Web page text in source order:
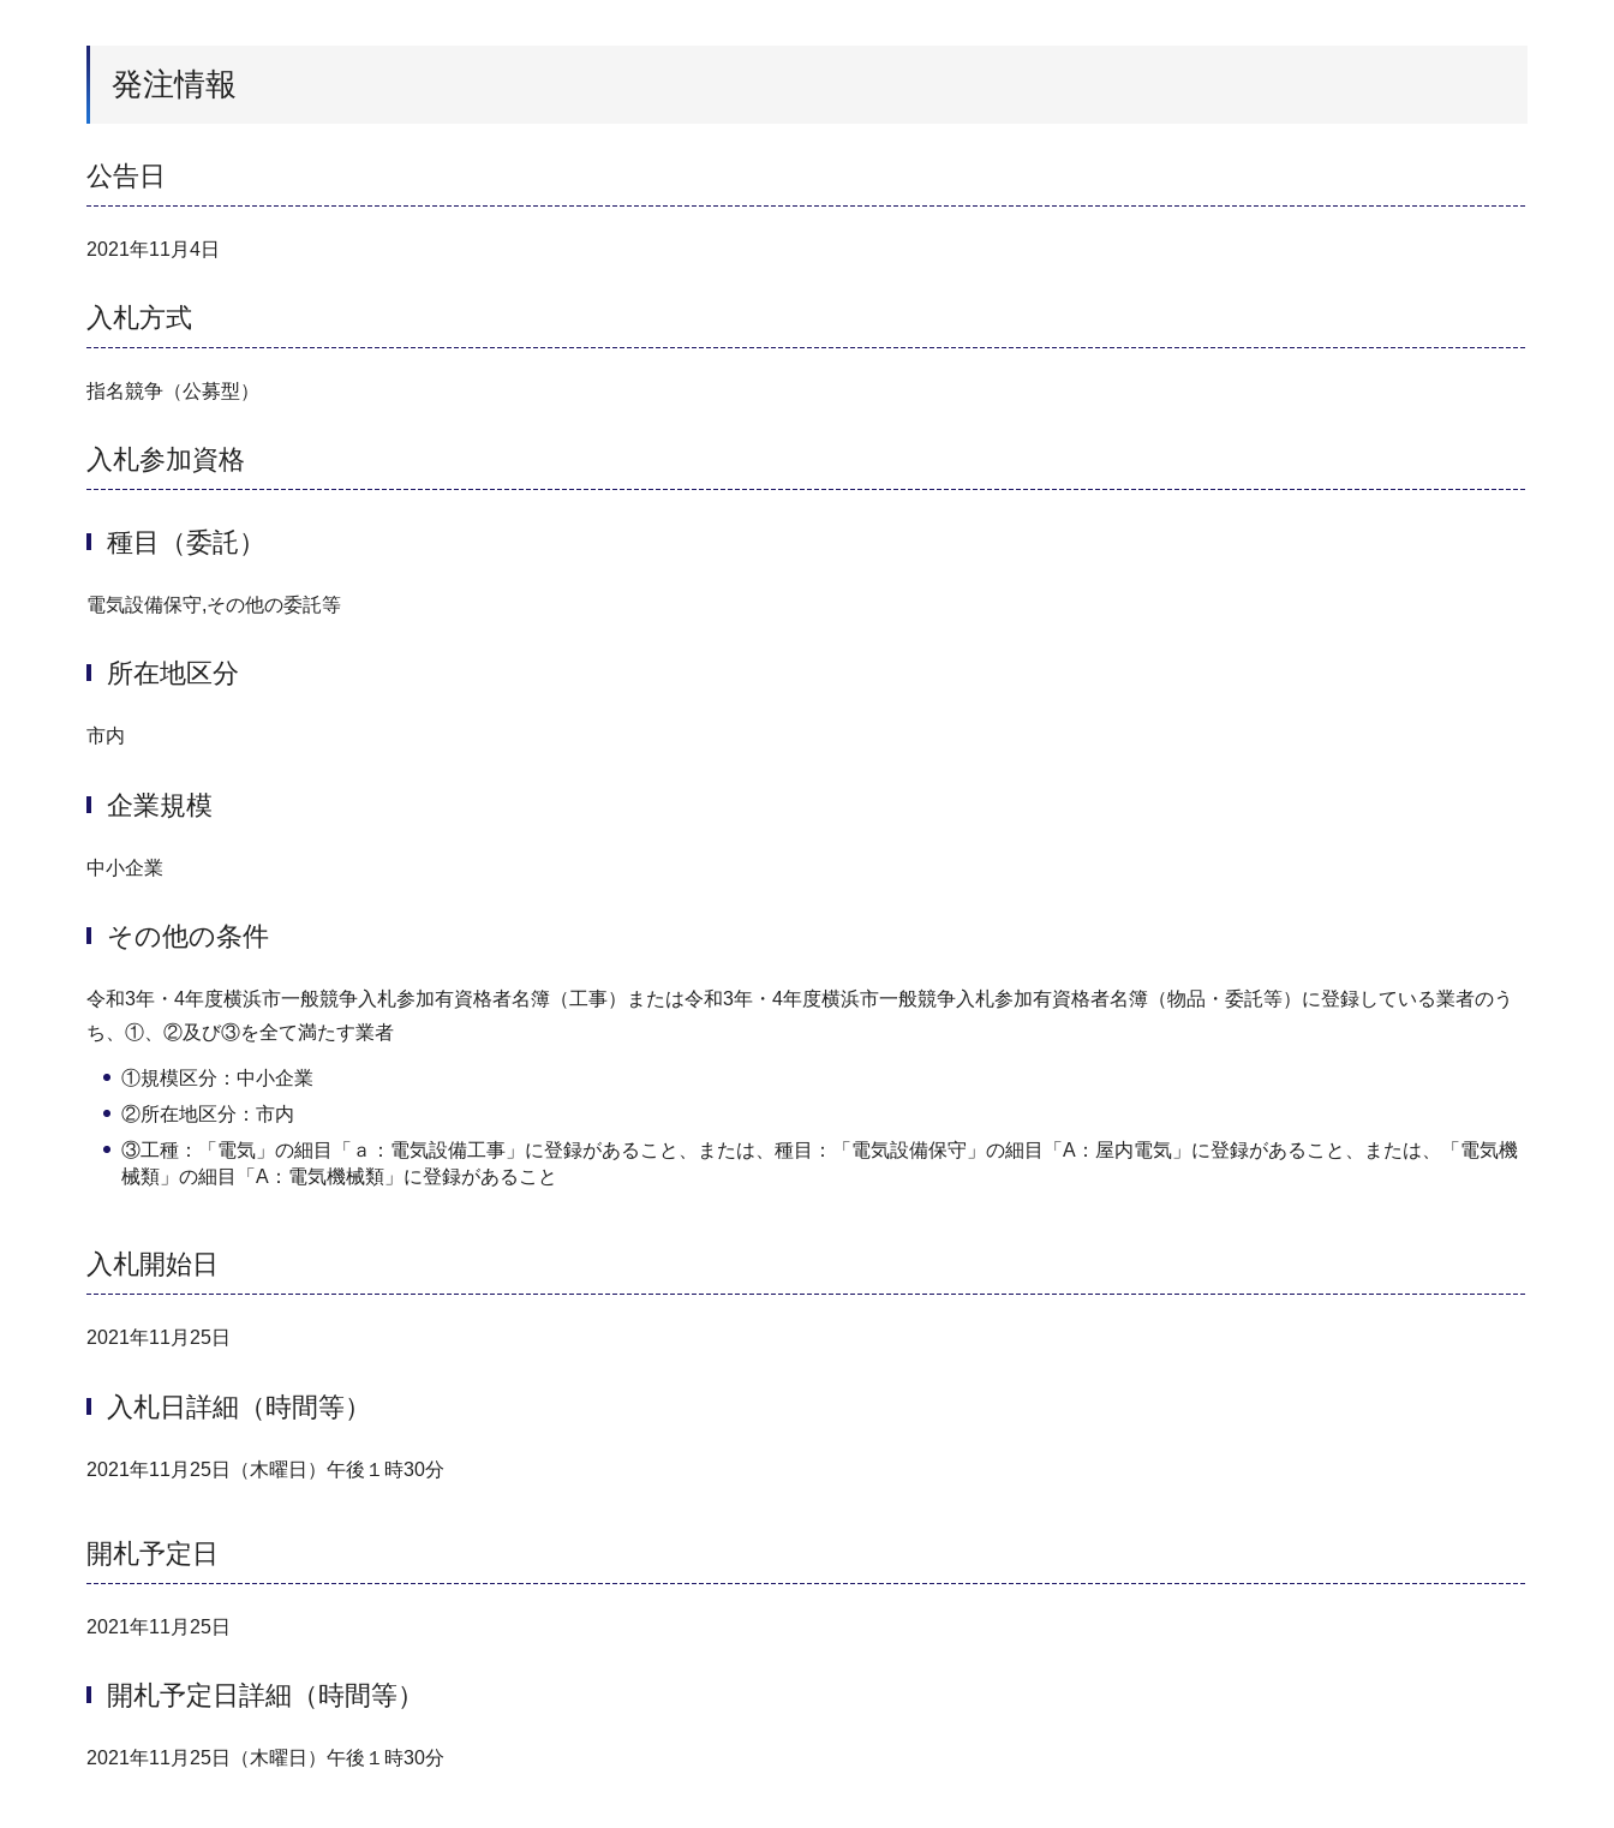
発注情報
公告日
2021年11月4日
入札方式
指名競争（公募型）
入札参加資格
種目（委託）
電気設備保守,その他の委託等
所在地区分
市内
企業規模
中小企業
その他の条件
令和3年・4年度横浜市一般競争入札参加有資格者名簿（工事）または令和3年・4年度横浜市一般競争入札参加有資格者名簿（物品・委託等）に登録している業者のう
ち、①、②及び③を全て満たす業者
①規模区分：中小企業
②所在地区分：市内
③工種：「電気」の細目「ａ：電気設備工事」に登録があること、または、種目：「電気設備保守」の細目「A：屋内電気」に登録があること、または、「電気機
械類」の細目「A：電気機械類」に登録があること
入札開始日
2021年11月25日
入札日詳細（時間等）
2021年11月25日（木曜日）午後１時30分
開札予定日
2021年11月25日
開札予定日詳細（時間等）
2021年11月25日（木曜日）午後１時30分